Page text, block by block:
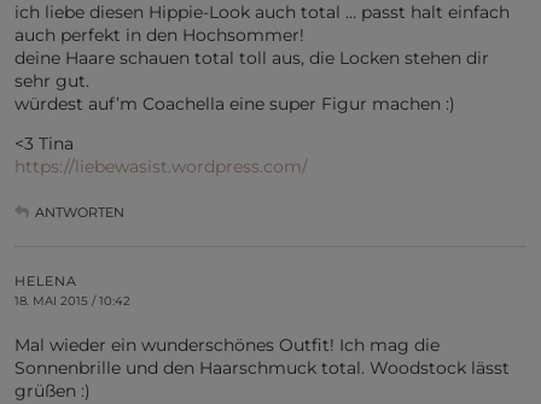
ich liebe diesen Hippie-Look auch total … passt halt einfach
auch perfekt in den Hochsommer!
deine Haare schauen total toll aus, die Locken stehen dir
sehr gut.
würdest auf’m Coachella eine super Figur machen :)
<3 Tina
https://liebewasist.wordpress.com/
ANTWORTEN
HELENA
18. MAI 2015 / 10:42
Mal wieder ein wunderschönes Outfit! Ich mag die
Sonnenbrille und den Haarschmuck total. Woodstock lässt
grüßen :)